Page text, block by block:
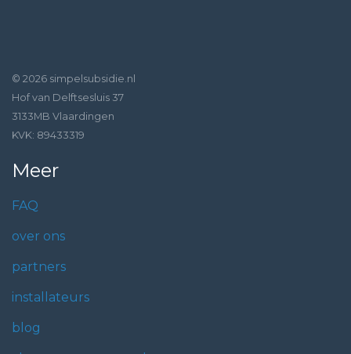
© 2026 simpelsubsidie.nl
Hof van Delftsesluis 37
3133MB Vlaardingen
KVK: 89433319
Meer
FAQ
over ons
partners
installateurs
blog